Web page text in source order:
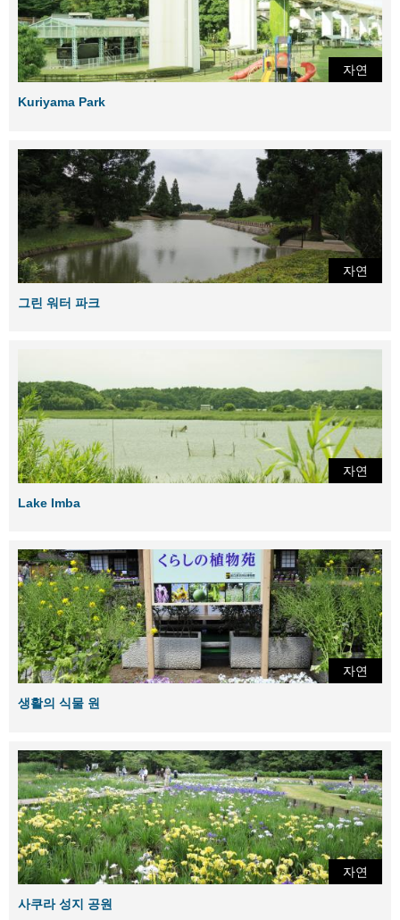
자연
Kuriyama Park
자연
그린 워터 파크
자연
Lake Imba
자연
생활의 식물 원
자연
사쿠라 성지 공원